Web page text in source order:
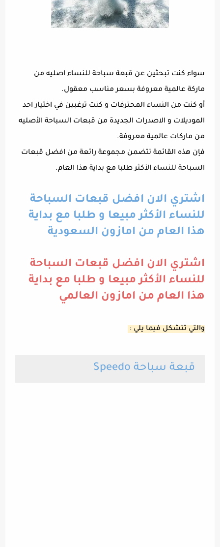
سواء كنت تبحثين عن قبعة سباحة للنساء اصليه من
ماركة عالمية معروفة بسعر مناسب معقول.
أو كنت من النساء المحترفات و كنت ترغبين في اختيار احد
الموديلات و الاصدرات الجديدة من قبعات السباحة الأصليه
من ماركات عالمية معروفة.
فإن هذه القائمة تتضمن مجموعة رائعة من افضل قبعات
السباحة للنساء الأكثر طلبا مع بداية هذا العام.
اشتري الان افضل قبعات السباحة
للنساء الأكثر مبيعا و طلبا مع بداية
هذا العام من امازون السعودية
اشتري الان افضل قبعات السباحة
للنساء الأكثر مبيعا و طلبا مع بداية
هذا العام من امازون العالمي
والتي تتشكل فيما يلي :
قبعة سباحة Speedo